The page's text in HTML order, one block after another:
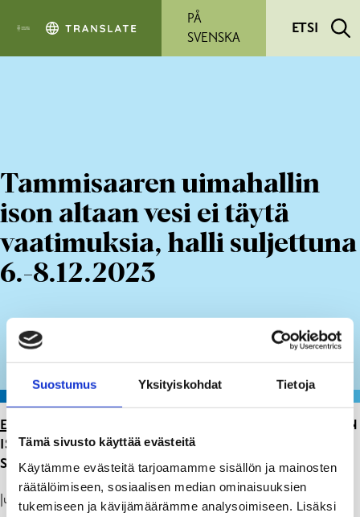
Suostumus Yksityiskohdat Tietoja
Tämä sivusto käyttää evästeitä
Käytämme evästeitä tarjoamamme sisällön ja mainosten
räätälöimiseen, sosiaalisen median ominaisuuksien
tukemiseen ja kävijämäärämme analysoimiseen. Lisäksi
PÅ
SVENSKA
ETSI
Tammisaaren uimahallin
ison altaan vesi ei täytä
vaatimuksia, halli suljettuna
6.-8.12.2023
ETUSIVU
TAMMISAAREN UIMAHALLIN
ISON ALTAAN VESI EI TÄYTÄ VAATIMUKSIA, HALLI
SULJETTUNA 6.-8.12.2023
Julkaistu: 05.12.23